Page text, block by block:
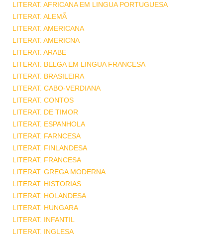
LITERAT. AFRICANA EM LINGUA PORTUGUESA
LITERAT. ALEMÃ
LITERAT. AMERICANA
LITERAT. AMERICNA
LITERAT. ARABE
LITERAT. BELGA EM LINGUA FRANCESA
LITERAT. BRASILEIRA
LITERAT. CABO-VERDIANA
LITERAT. CONTOS
LITERAT. DE TIMOR
LITERAT. ESPANHOLA
LITERAT. FARNCESA
LITERAT. FINLANDESA
LITERAT. FRANCESA
LITERAT. GREGA MODERNA
LITERAT. HISTORIAS
LITERAT. HOLANDESA
LITERAT. HUNGARA
LITERAT. INFANTIL
LITERAT. INGLESA